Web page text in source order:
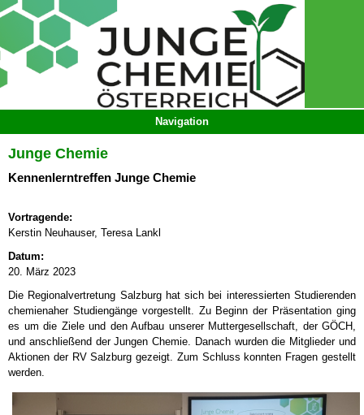
Junge Chemie
Kennenlerntreffen Junge Chemie
Vortragende:
Kerstin Neuhauser, Teresa Lankl
Datum:
20. März 2023
Die Regionalvertretung Salzburg hat sich bei interessierten Studierenden
chemienaher Studiengänge vorgestellt. Zu Beginn der Präsentation ging
es um die Ziele und den Aufbau unserer Muttergesellschaft, der GÖCH,
und anschließend der Jungen Chemie. Danach wurden die Mitglieder und
Aktionen der RV Salzburg gezeigt. Zum Schluss konnten Fragen gestellt
werden.